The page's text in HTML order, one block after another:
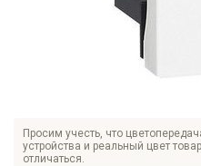
Просим учесть, что
устройства и реальный цвет
отличаться.